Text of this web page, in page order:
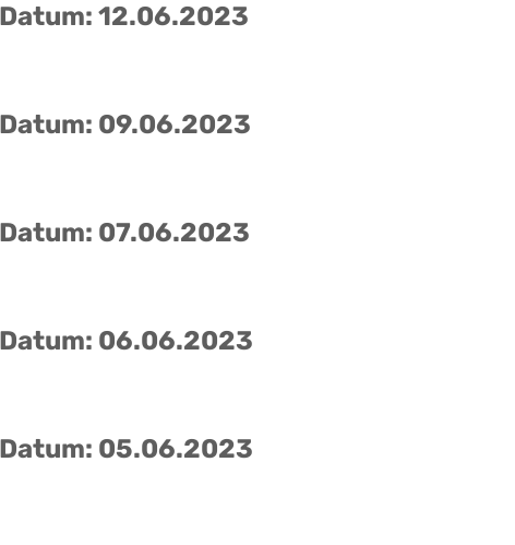
12.06.2023
09.06.2023
07.06.2023
06.06.2023
05.06.2023